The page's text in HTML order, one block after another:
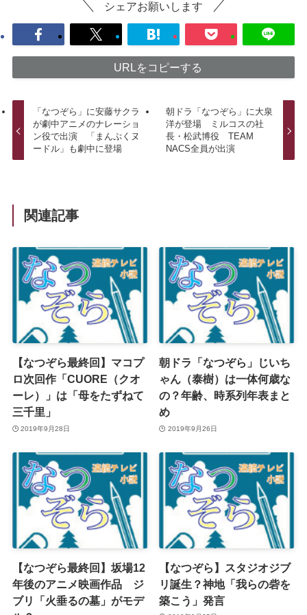
シェアお願いします
URLをコピーする
「なつぞら」に安藤サクラ
が劇中アニメのナレーショ
ン役で出演 「まんぷくヌ
ードル」も劇中に登場
朝ドラ「なつぞら」に大泉
洋が登場 ミルコスの社
長・松武博役 TEAM
NACS全員が出演
関連記事
【なつぞら最終回】マコプ
ロ次回作「CUORE（クオ
ーレ）」は「母をたずねて
三千里」
2019年9月28日
朝ドラ「なつぞら」じいち
ゃん（泰樹）は一体何歳な
の？年齢、時系列年表まと
め
2019年9月26日
【なつぞら最終回】坂場12
年後のアニメ映画作品 ジ
ブリ「火垂るの墓」がモデ
【なつぞら】スタジオジブ
リ誕生？神地「我らの砦を
築こう」発言